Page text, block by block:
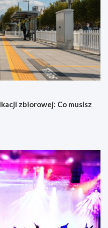
zbiorowej: Co musisz